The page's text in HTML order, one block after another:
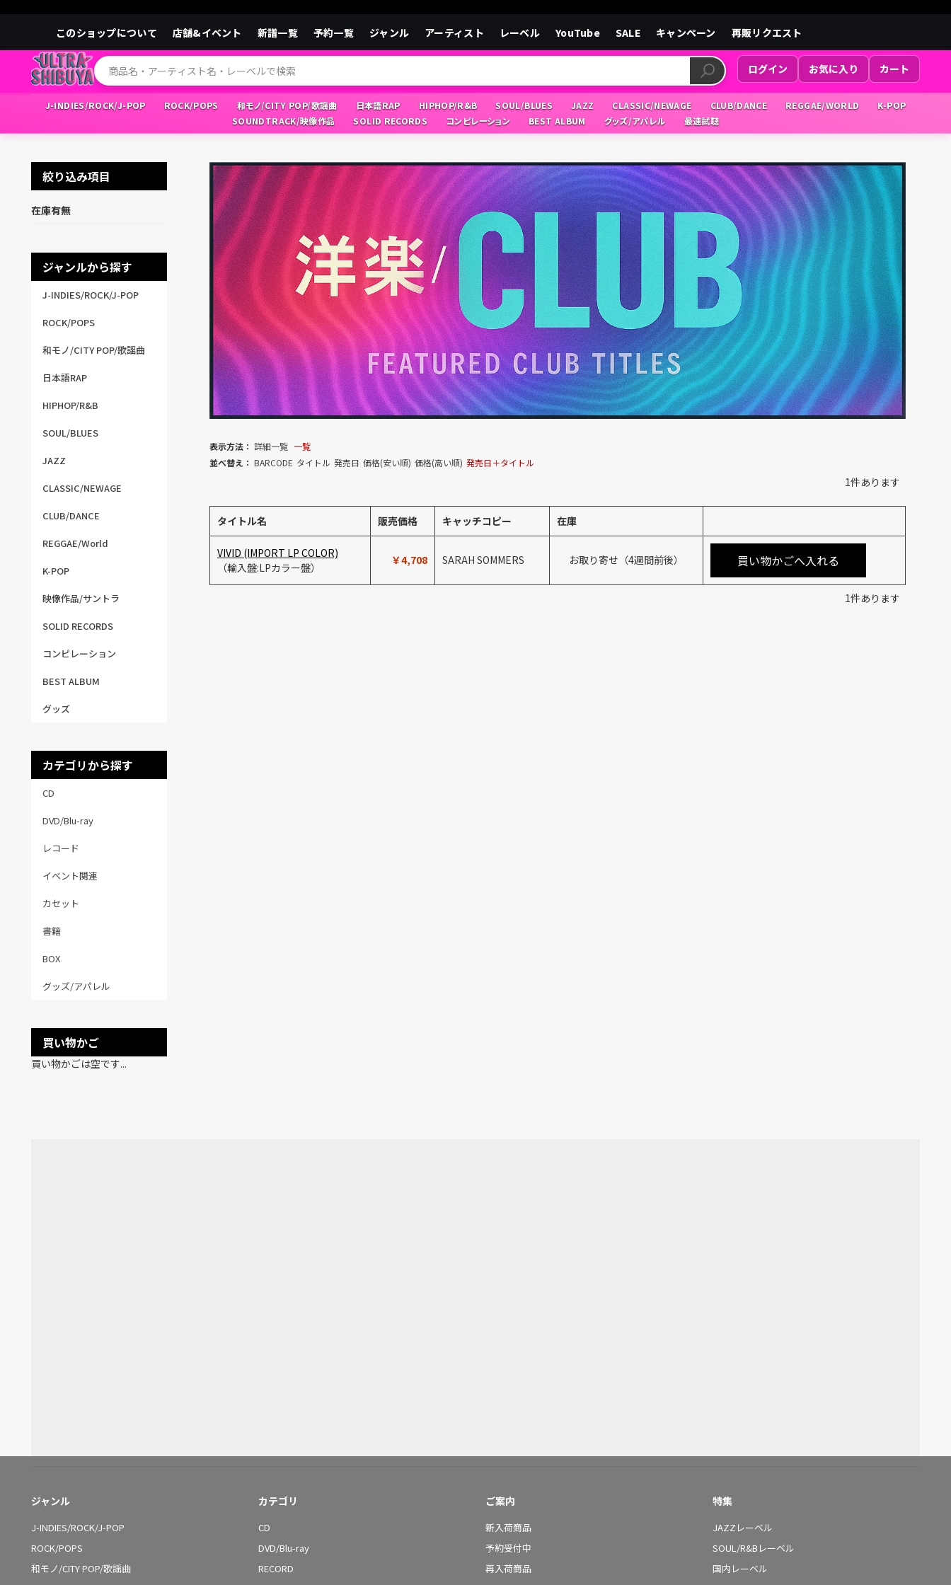
このショップについて 店舗&イベント 新譜一覧 予約一覧 ジャンル アーティスト レーベル YouTube SALE キャンペーン 再販リクエスト
ログイン お気に入り カート
J-INDIES/ROCK/J-POP ROCK/POPS 和モノ/CITY POP/歌謡曲 日本語RAP HIPHOP/R&B SOUL/BLUES JAZZ CLASSIC/NEWAGE CLUB/DANCE REGGAE/WORLD
K-POP
SOUNDTRACK/映像作品
SOLID RECORDS コンピレーション BEST ALBUM グッズ/アパレル 最速試聴
絞り込み項目
在庫有無
ジャンルから探す
J-INDIES/ROCK/J-POP
ROCK/POPS
和モノ/CITY POP/歌謡曲
日本語RAP
HIPHOP/R&B
SOUL/BLUES
JAZZ
CLASSIC/NEWAGE
CLUB/DANCE
REGGAE/World
K-POP
映像作品/サントラ
SOLID RECORDS
コンピレーション
BEST ALBUM
グッズ
カテゴリから探す
CD
DVD/Blu-ray
レコード
イベント関連
カセット
書籍
BOX
グッズ/アパレル
買い物かご
買い物かごは空です...
表示方法： 詳細一覧 一覧
並べ替え： BARCODE タイトル 発売日 価格(安い順) 価格(高い順) 発売日＋タイトル
1件あります
タイトル名 販売価格 キャッチコピー 在庫
VIVID (IMPORT LP COLOR)
（輸入盤:LPカラー盤）
￥4,708 SARAH SOMMERS お取り寄せ（4週間前後） 買い物かごへ入れる
1件あります
ジャンル
J-INDIES/ROCK/J-POP
ROCK/POPS
和モノ/CITY POP/歌謡曲
カテゴリ
CD
DVD/Blu-ray
RECORD
ご案内
新入荷商品
予約受付中
再入荷商品
特集
JAZZレーベル
SOUL/R&Bレーベル
国内レーベル